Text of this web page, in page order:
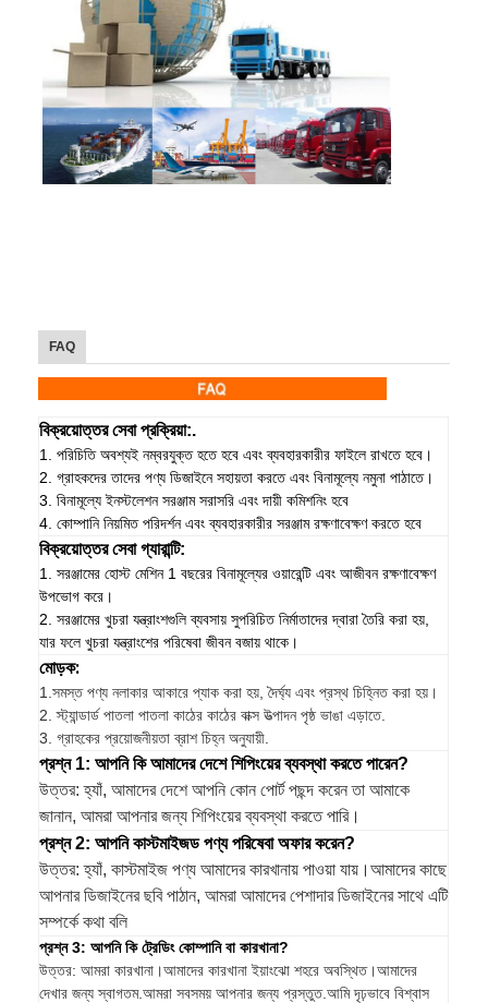
FAQ
বিক্রয়োত্তর সেবা প্রক্রিয়া:.
1. পরিচিতি অবশ্যই নম্বরযুক্ত হতে হবে এবং ব্যবহারকারীর ফাইলে রাখতে হবে।
2. গ্রাহকদের তাদের পণ্য ডিজাইনে সহায়তা করতে এবং বিনামূল্যে নমুনা পাঠাতে।
3. বিনামূল্যে ইনস্টলেশন সরঞ্জাম সরাসরি এবং দায়ী কমিশনিং হবে
4. কোম্পানি নিয়মিত পরিদর্শন এবং ব্যবহারকারীর সরঞ্জাম রক্ষণাবেক্ষণ করতে হবে
বিক্রয়োত্তর সেবা গ্যারান্টি:
1. সরঞ্জামের হোস্ট মেশিন 1 বছরের বিনামূল্যের ওয়ারেন্টি এবং আজীবন রক্ষণাবেক্ষণ
উপভোগ করে।
2. সরঞ্জামের খুচরা যন্ত্রাংশগুলি ব্যবসায় সুপরিচিত নির্মাতাদের দ্বারা তৈরি করা হয়,
যার ফলে খুচরা যন্ত্রাংশের পরিষেবা জীবন বজায় থাকে।
মোড়ক:
1.সমস্ত পণ্য নলাকার আকারে প্যাক করা হয়, দৈর্ঘ্য এবং প্রস্থ চিহ্নিত করা হয়।
2. স্ট্যান্ডার্ড পাতলা পাতলা কাঠের কাঠের বাক্স উত্পাদন পৃষ্ঠ ভাঙা এড়াতে.
3. গ্রাহকের প্রয়োজনীয়তা ব্রাশ চিহ্ন অনুযায়ী.
প্রশ্ন 1: আপনি কি আমাদের দেশে শিপিংয়ের ব্যবস্থা করতে পারেন?
উত্তর: হ্যাঁ, আমাদের দেশে আপনি কোন পোর্ট পছন্দ করেন তা আমাকে
জানান, আমরা আপনার জন্য শিপিংয়ের ব্যবস্থা করতে পারি।
প্রশ্ন 2: আপনি কাস্টমাইজড পণ্য পরিষেবা অফার করেন?
উত্তর: হ্যাঁ, কাস্টমাইজ পণ্য আমাদের কারখানায় পাওয়া যায়।আমাদের কাছে
আপনার ডিজাইনের ছবি পাঠান, আমরা আমাদের পেশাদার ডিজাইনের সাথে এটি
সম্পর্কে কথা বলি
প্রশ্ন 3: আপনি কি ট্রেডিং কোম্পানি বা কারখানা?
উত্তর: আমরা কারখানা।আমাদের কারখানা ইয়াংঝো শহরে অবস্থিত।আমাদের
দেখার জন্য স্বাগতম.আমরা সবসময় আপনার জন্য প্রস্তুত.আমি দৃঢ়ভাবে বিশ্বাস